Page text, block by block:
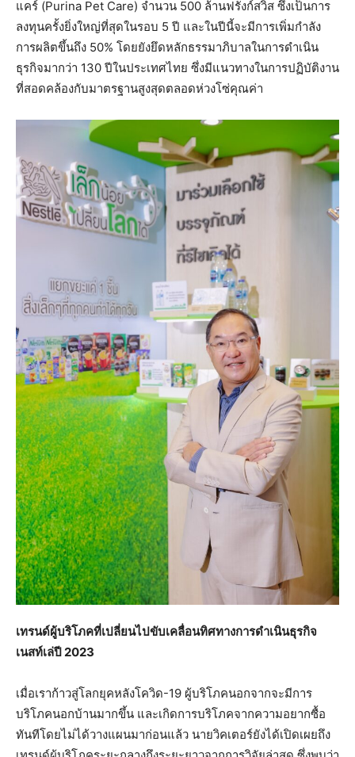
แคร์ (Purina Pet Care) จำนวน 500 ล้านฟรังก์สวิส ซึ่งเป็นการ
ลงทุนครั้งยิ่งใหญ่ที่สุดในรอบ 5 ปี และในปีนี้จะมีการเพิ่มกำลัง
การผลิตขึ้นถึง 50% โดยยังยึดหลักธรรมาภิบาลในการดำเนิน
ธุรกิจมากว่า 130 ปีในประเทศไทย ซึ่งมีแนวทางในการปฏิบัติงาน
ที่สอดคล้องกับมาตรฐานสูงสุดตลอดห่วงโซ่คุณค่า
เทรนด์ผู้บริโภคที่เปลี่ยนไปขับเคลื่อนทิศทางการดำเนินธุรกิจ
เนสท์เล่ปี 2023
เมื่อเราก้าวสู่โลกยุคหลังโควิด-19 ผู้บริโภคนอกจากจะมีการ
บริโภคนอกบ้านมากขึ้น และเกิดการบริโภคจากความอยากซื้อ
ทันทีโดยไม่ได้วางแผนมาก่อนแล้ว นายวิคเตอร์ยังได้เปิดเผยถึง